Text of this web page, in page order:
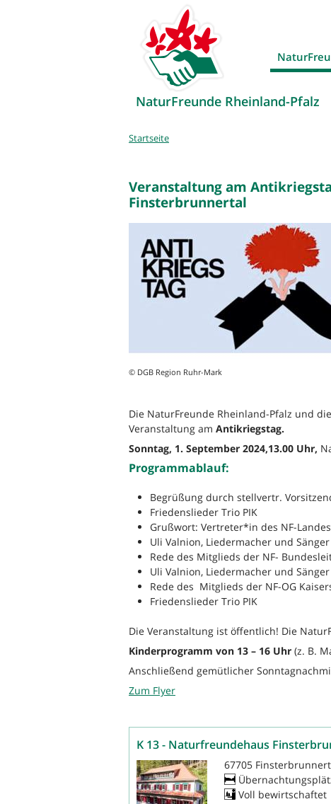
NaturFreunde Rheinland-Pfalz
Sie
Startseite
Veranstaltung am
Finsterbrunnertal
© DGB Region Ruhr-Mark
Die NaturFreunde Rheinland-Pfalz und
Veranstaltung am Antikriegstag.
Sonntag, 1. September 2024,13.00 Uhr,
Programmablauf:
Begrüßung durch stellvertr.
Friedenslieder Trio PIK
Grußwort: Vertreter*in des NF-
Uli Valnion, Liedermacher und Sänger
Rede des Mitglieds der NF-
Uli Valnion, Liedermacher und Sänger
Rede des Mitglieds der NF-OG
Friedenslieder Trio PIK
Die Veranstaltung ist öffentlich! Die
Kinderprogramm von 13 – 16 Uhr (z. B.
Anschließend gemütlicher
Zum Flyer
K 13 - Naturfreundehaus
67705
Voll bewirtschaftet